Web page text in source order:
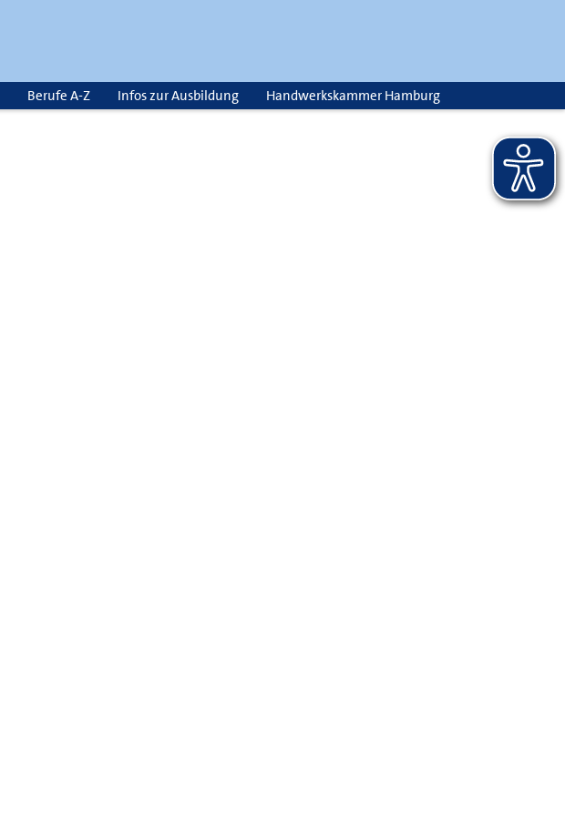
Berufe A-Z Infos zur Ausbildung Handwerkskammer Hamburg